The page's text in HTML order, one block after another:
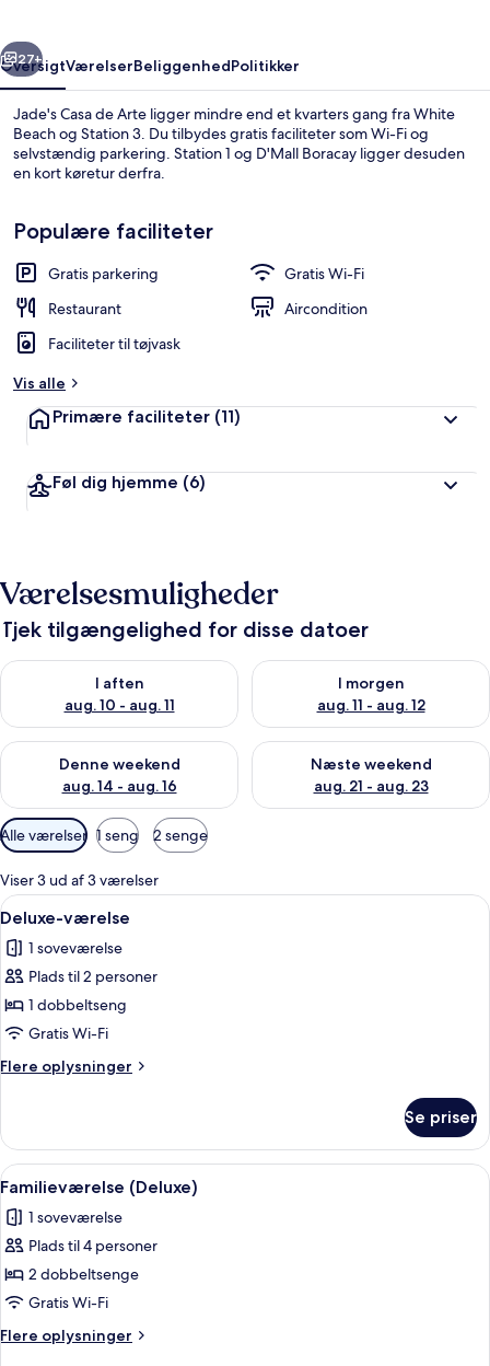
Udendørsområde
Næste
27+
OversigtVærelserBeliggenhedPolitikker
Jade's Casa de Arte ligger mindre end et kvarters gang fra White
Beach og Station 3. Du tilbydes gratis faciliteter som Wi-Fi og
selvstændig parkering. Station 1 og D'Mall Boracay ligger desuden
en kort køretur derfra.
Populære faciliteter
Gratis parkering
Gratis Wi-Fi
Restaurant
Aircondition
Faciliteter til tøjvask
Vis alle
Primære faciliteter (11)
Føl dig hjemme (6)
Værelsesmuligheder
Tjek tilgængelighed for disse datoer
I aften
aug. 10 - aug. 11
Tjek tilgængelighed for i aften aug. 10 - aug. 11
I morgen
aug. 11 - aug. 12
Tjek tilgængelighed for i
Denne weekend
aug. 14 - aug. 16
Tjek tilgængelighed for denne weekend aug. 14 - aug. 16
Næste weekend
aug. 21 - aug. 23
Tjek tilgængelighed for næste
Tilgængelige
filtre
for
værelser
Alle værelser 1 seng 2 senge
Viser 3 ud af 3 værelser
Indlæs
alle
billeder
af
Deluxe-
værelse
Et hotelværelse med seng, ventilator,
4
Deluxe-værelse
1 soveværelse
Plads til 2 personer
1 dobbeltseng
Gratis Wi-Fi
Flere oplysninger
Flere
værelse
Se priser
Indlæs
alle
billeder
af
Familieværelse
(Deluxe)
Et værelse med seng, fjernsyn,
8
Familieværelse (Deluxe)
1 soveværelse
Plads til 4 personer
2 dobbeltsenge
Gratis Wi-Fi
Flere oplysninger
Flere